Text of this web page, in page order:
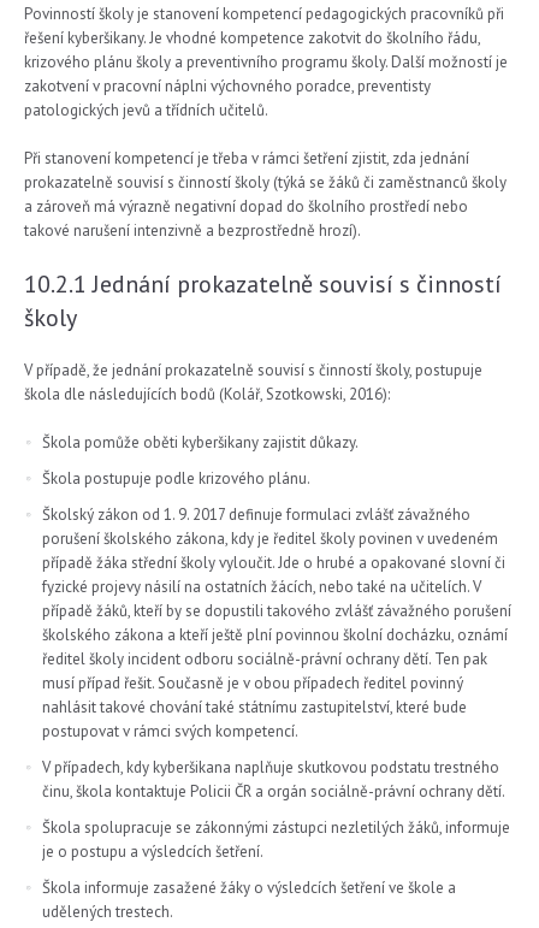
Povinností školy je stanovení kompetencí pedagogických pracovníků při
řešení kyberšikany. Je vhodné kompetence zakotvit do školního řádu,
krizového plánu školy a preventivního programu školy. Další možností je
zakotvení v pracovní náplni výchovného poradce, preventisty
patologických jevů a třídních učitelů.
Při stanovení kompetencí je třeba v rámci šetření zjistit, zda jednání
prokazatelně souvisí s činností školy (týká se žáků či zaměstnanců školy
a zároveň má výrazně negativní dopad do školního prostředí nebo
takové narušení intenzivně a bezprostředně hrozí).
10.2.1 Jednání prokazatelně souvisí s činností
školy
V případě, že jednání prokazatelně souvisí s činností školy, postupuje
škola dle následujících bodů (Kolář, Szotkowski, 2016):
Škola pomůže oběti kyberšikany zajistit důkazy.
Škola postupuje podle krizového plánu.
Školský zákon od 1. 9. 2017 definuje formulaci zvlášť závažného
porušení školského zákona, kdy je ředitel školy povinen v uvedeném
případě žáka střední školy vyloučit. Jde o hrubé a opakované slovní či
fyzické projevy násilí na ostatních žácích, nebo také na učitelích. V
případě žáků, kteří by se dopustili takového zvlášť závažného porušení
školského zákona a kteří ještě plní povinnou školní docházku, oznámí
ředitel školy incident odboru sociálně-právní ochrany dětí. Ten pak
musí případ řešit. Současně je v obou případech ředitel povinný
nahlásit takové chování také státnímu zastupitelství, které bude
postupovat v rámci svých kompetencí.
V případech, kdy kyberšikana naplňuje skutkovou podstatu trestného
činu, škola kontaktuje Policii ČR a orgán sociálně-právní ochrany dětí.
Škola spolupracuje se zákonnými zástupci nezletilých žáků, informuje
je o postupu a výsledcích šetření.
Škola informuje zasažené žáky o výsledcích šetření ve škole a
udělených trestech.